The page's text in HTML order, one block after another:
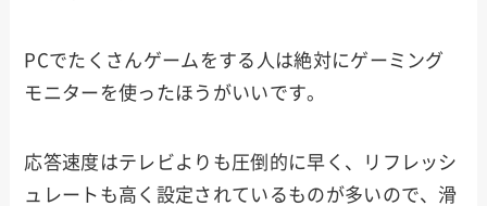
PCでたくさんゲームをする人は絶対にゲーミング
モニターを使ったほうがいいです。
応答速度はテレビよりも圧倒的に早く、リフレッシ
ュレートも高く設定されているものが多いので、滑